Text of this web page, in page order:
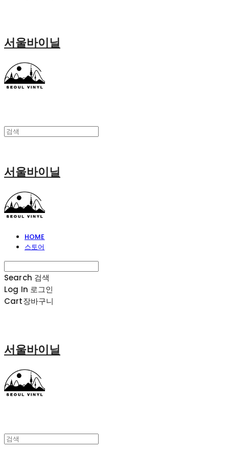
서울바이닐
서울바이닐
HOME
스토어
Search 검색
Log In 로그인
Cart장바구니
서울바이닐